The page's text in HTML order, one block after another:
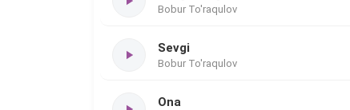
Bobur To'raqulov
Sevgi
Bobur To'raqulov
Ona